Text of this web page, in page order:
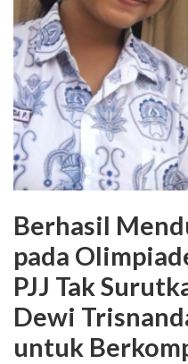
Berhasil
pada
PJJ Tak
Dewi
untuk